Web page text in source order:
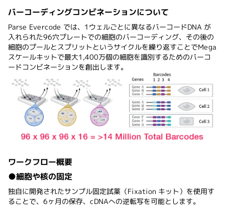
バーコーディングコンビネーションについて
Parse Evercode では、1ウェルごとに異なるバーコードDNA が
入れられた96穴プレートでの細胞のバーコーディング、その後の
細胞のプールとスプリットというサイクルを繰り返すことでMega
スケールキットで最大1,400万個の細胞を識別するためのバーコ
ードコンビネーションを創出します。
ワークフロー概要
●細胞や核の固定
独自に開発されたサンプル固定試薬（Fixation キット）を使用す
ることで、6ヶ月の保存、cDNAへの逆転写を可能とします。